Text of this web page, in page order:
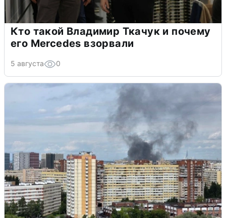
Кто такой Владимир Ткачук и почему
его Mercedes взорвали
5 августа 0